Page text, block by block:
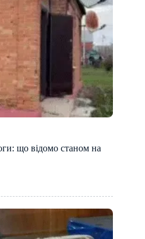
що відомо станом на